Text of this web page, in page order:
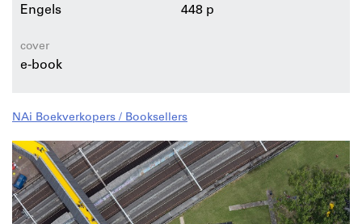
Engels 448 p
cover
e-book
NAi Boekverkopers / Booksellers